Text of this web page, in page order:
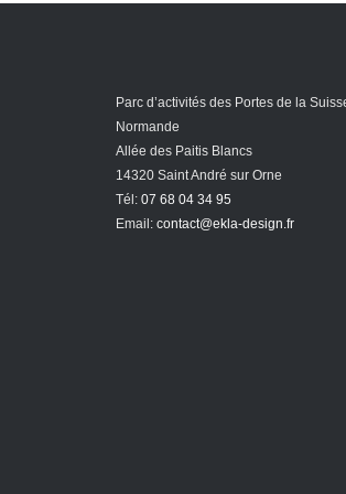
Parc d’activités des Portes de la
Normande
Allée des Paitis Blancs
14320 Saint André sur Orne
Tél: 07 68 04 34 95
Email: contact@ekla-design.fr